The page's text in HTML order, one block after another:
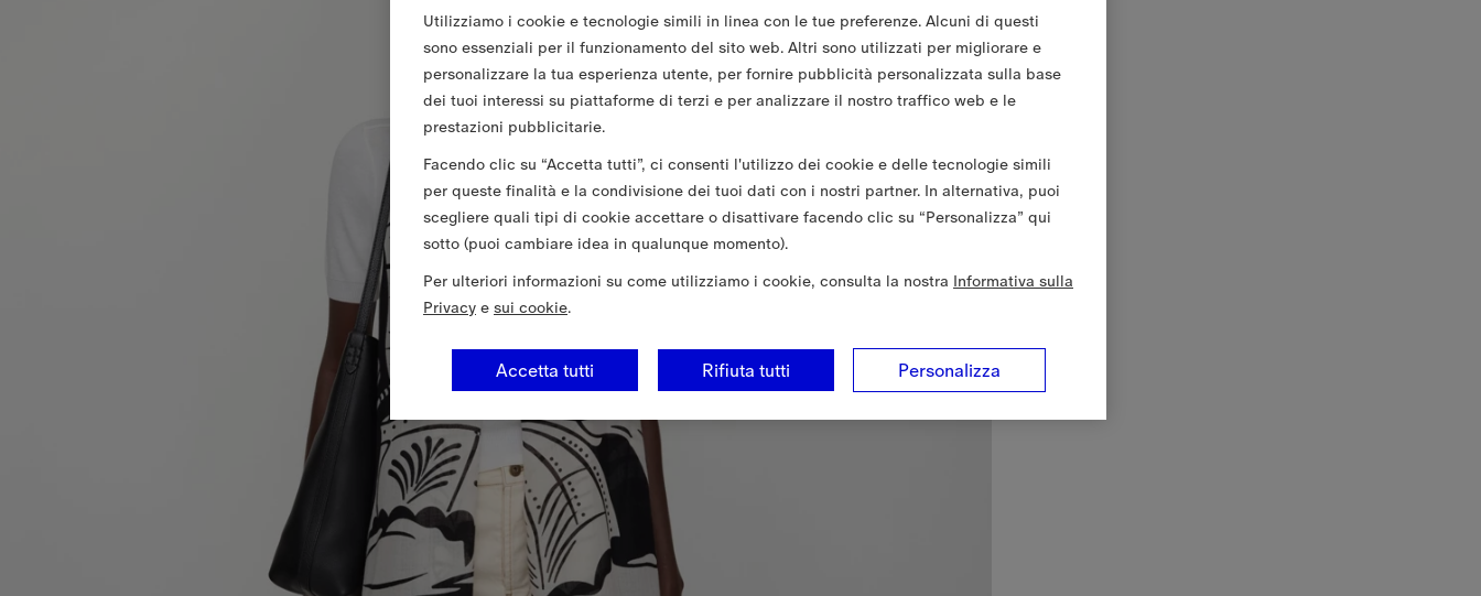
Utilizziamo i cookie e tecnologie simili in linea con le tue preferenze. Alcuni di questi
sono essenziali per il funzionamento del sito web. Altri sono utilizzati per migliorare e
personalizzare la tua esperienza utente, per fornire pubblicità personalizzata sulla base
dei tuoi interessi su piattaforme di terzi e per analizzare il nostro traffico web e le
prestazioni pubblicitarie.
Facendo clic su “Accetta tutti”, ci consenti l'utilizzo dei cookie e delle tecnologie simili
per queste finalità e la condivisione dei tuoi dati con i nostri partner. In alternativa, puoi
scegliere quali tipi di cookie accettare o disattivare facendo clic su “Personalizza” qui
sotto (puoi cambiare idea in qualunque momento).
Per ulteriori informazioni su come utilizziamo i cookie, consulta la nostra Informativa sulla
Privacy e sui cookie.
Personalizza
Rifiuta tutti
Accetta tutti